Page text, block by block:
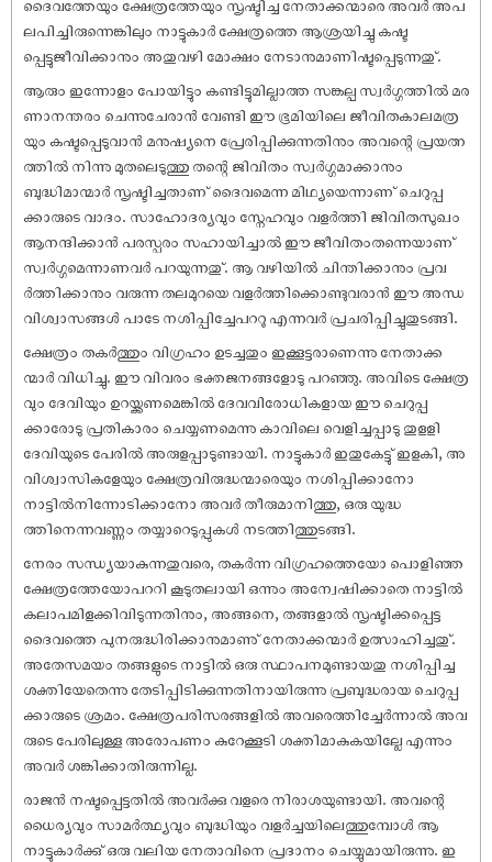
ലപിച്ചിരുന്നെങ്കിലും നാട്ടുകാര്‍ ക്ഷേത്രത്തെ ആശ്രയിച്ചു കഷ്ട
പ്പെട്ടുജീവിക്കാനും അതുവഴി മോക്ഷം നേടാനുമാണിഷ്ടപ്പെടുന്നതു്.
ആരും ഇന്നോളം പോയിട്ടും കണ്ടിട്ടുമില്ലാത്ത സങ്കല്പ സ്വര്‍ഗ്ഗത്തില്‍ മര
ണാനന്തരം ചെന്നുചേരാന്‍ വേണ്ടി ഈ ഭൂമിയിലെ ജീവിതകാലമത്ര
യും കഷ്ടപ്പെടുവാന്‍ മനുഷ്യനെ പ്രേരിപ്പിക്കുന്നതിനും അവന്റെ പ്രയത്ന
ത്തില്‍ നിന്നു മുതലെടുത്തു തന്റെ ജിവിതം സ്വര്‍ഗ്ഗമാക്കാനും
ബുദ്ധിമാന്മാര്‍ സൃഷ്ടിച്ചതാണ് ദൈവമെന്ന മിഥ്യയെന്നാണ് ചെറുപ്പ
ക്കാരുടെ വാദം. സാഹോദര്യവും സ്നേഹവും വളര്‍ത്തി ജിവിതസുഖം
ആനന്ദിക്കാന്‍ പരസ്പരം സഹായിച്ചാല്‍ ഈ ജീവിതംതന്നെയാണ്
സ്വര്‍ഗ്ഗമെന്നാണവര്‍ പറയുന്നതു്. ആ വഴിയില്‍ ചിന്തിക്കാനും പ്രവ
ര്‍ത്തിക്കാനും വരുന്ന തലമുറയെ വളര്‍ത്തിക്കൊണ്ടുവരാന്‍ ഈ അന്ധ
വിശ്വാസങ്ങള്‍ പാടേ നശിപ്പിച്ചേപററൂ എന്നവര്‍ പ്രചരിപ്പിച്ചുതുടങ്ങി.
ക്ഷേത്രം തകര്‍ത്തും വിഗ്രഹം ഉടച്ചതും ഇക്കൂട്ടരാണെന്നു നേതാക്ക
ന്മാര്‍ വിധിച്ചു. ഈ വിവരം ഭക്തജനങ്ങളോടു പറഞ്ഞു. അവിടെ ക്ഷേത്ര
വും ദേവിയും ഉറയ്ക്കണമെങ്കില്‍ ദേവവിരോധികളായ ഈ ചെറുപ്പ
ക്കാരോടു പ്രതികാരം ചെയ്യണമെന്നു കാവിലെ വെളിച്ചപ്പാടു തുളളി
ദേവിയുടെ പേരില്‍ അരുളപ്പാടുണ്ടായി. നാട്ടുകാര്‍ ഇതുകേട്ടു് ഇളകി, അ
വിശ്വാസികളേയും ക്ഷേത്രവിരുദ്ധന്മാരെയും നശിപ്പിക്കാനോ
നാട്ടില്‍നിന്നോടിക്കാനോ അവര്‍ തീരുമാനിത്തു, ഒരു യുദ്ധ
ത്തിനെന്നവണ്ണം തയ്യാറെടുപ്പുകള്‍ നടത്തിത്തുടങ്ങി.
നേരം സന്ധ്യയാകുന്നതുവരെ, തകര്‍ന്ന വിഗ്രഹത്തെയോ പൊളിഞ്ഞ
ക്ഷേത്രത്തേയോപററി കൂടുതലായി ഒന്നും അന്വേഷിക്കാതെ നാട്ടില്‍
കലാപമിളക്കിവിടുന്നതിനും, അങ്ങനെ, തങ്ങളാല്‍ സൃഷ്ടിക്കപ്പെട്ട
ദൈവത്തെ പുനരുദ്ധിരിക്കാനുമാണു് നേതാക്കന്മാര്‍ ഉത്സാഹിച്ചതു്.
അതേസമയം തങ്ങളുടെ നാട്ടില്‍ ഒരു സ്ഥാപനമുണ്ടായതു നശിപ്പിച്ച
ശക്തിയേതെന്നു തേടിപ്പിടിക്കുന്നതിനായിരുന്നു പ്രബുദ്ധരായ ചെറുപ്പ
ക്കാരുടെ ശ്രമം. ക്ഷേത്രപരിസരങ്ങളില്‍ അവരെത്തിച്ചേര്‍ന്നാല്‍ അവ
രുടെ പേരിലുള്ള അരോപണം കുറേക്കൂടി ശക്തിമാകുകയില്ലേ എന്നും
അവര്‍ ശങ്കിക്കാതിരുന്നില്ല.
രാജന്‍ നഷ്ടപ്പെട്ടതില്‍ അവര്‍ക്കു വളരെ നിരാശയുണ്ടായി. അവന്റെ
ധൈര്യവും സാമര്‍ത്ഥ്യവും ബുദ്ധിയും വളര്‍ച്ചയിലെത്തുമ്പോള്‍ ആ
നാട്ടുകാര്‍ക്കു് ഒരു വലിയ നേതാവിനെ പ്രദാനം ചെയ്യുമായിരുന്നു. ഇ